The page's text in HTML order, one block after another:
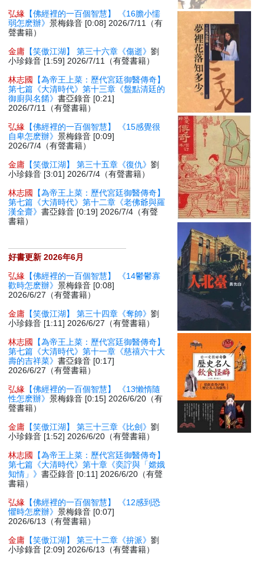
弘緣 【佛經裡的一百個智慧】 《16膽小懦
弱怎麽辦》景梅錄音 [0:08] 2026/7/11（有
聲書籍）
金庸 【笑傲江湖】 第三十六章《傷逝》劉
小珍錄音 [1:59] 2026/7/11（有聲書籍）
林志國
【為帝王上菜：歷代宮廷御醫傳奇】
第七篇《大清時代》第十三章《盤點清廷的
御廚與名餚》書亞錄音 [0:21]
2026/7/11（有聲書籍）
弘緣 【佛經裡的一百個智慧】 《15感覺很
自卑怎麽辦》景梅錄音 [0:09]
2026/7/4（有聲書籍）
金庸 【笑傲江湖】 第三十五章《復仇》劉
小珍錄音 [3:01] 2026/7/4（有聲書籍）
林志國
【為帝王上菜：歷代宮廷御醫傳奇】
第七篇《大清時代》第十二章《老佛爺與羅
漢全齋》書亞錄音 [0:19] 2026/7/4（有聲
書籍）
好書更新 2026年6月
弘緣 【佛經裡的一百個智慧】 《14鬱鬱寡
歡時怎麽辦》景梅錄音 [0:08]
2026/6/27（有聲書籍）
金庸 【笑傲江湖】 第三十四章《奪帥》劉
小珍錄音 [1:11] 2026/6/27（有聲書籍）
林志國
【為帝王上菜：歷代宮廷御醫傳奇】
第七篇《大清時代》第十一章《慈禧六十大
壽的吉祥菜》書亞錄音 [0:17]
2026/6/27（有聲書籍）
弘緣 【佛經裡的一百個智慧】 《13懶惰隨
性怎麽辦》景梅錄音 [0:15] 2026/6/20（有
聲書籍）
金庸 【笑傲江湖】 第三十三章《比劍》劉
小珍錄音 [1:52] 2026/6/20（有聲書籍）
林志國
【為帝王上菜：歷代宮廷御醫傳奇】
第七篇《大清時代》第十章《奕詝與「嫦娥
知情」》書亞錄音 [0:11] 2026/6/20（有聲
書籍）
弘緣 【佛經裡的一百個智慧】 《12感到恐
懼時怎麽辦》景梅錄音 [0:07]
2026/6/13（有聲書籍）
金庸 【笑傲江湖】 第三十二章《拚派》劉
小珍錄音 [2:09] 2026/6/13（有聲書籍）